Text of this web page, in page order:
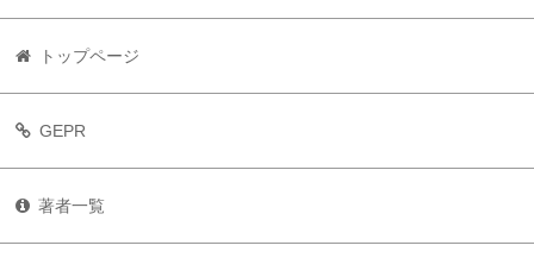
トップページ
GEPR
著者一覧